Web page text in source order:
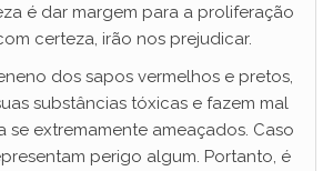
é dar margem para a proliferação
certeza, irão nos prejudicar.
dos sapos vermelhos e pretos,
substâncias tóxicas e fazem mal
se extremamente ameaçados. Caso
perigo algum. Portanto, é